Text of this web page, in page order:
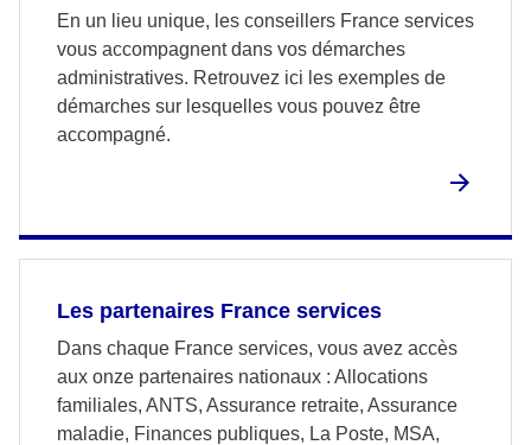
En un lieu unique, les conseillers France services
vous accompagnent dans vos démarches
administratives. Retrouvez ici les exemples de
démarches sur lesquelles vous pouvez être
accompagné.
Les partenaires France services
Dans chaque France services, vous avez accès
aux onze partenaires nationaux : Allocations
familiales, ANTS, Assurance retraite, Assurance
maladie, Finances publiques, La Poste, MSA,